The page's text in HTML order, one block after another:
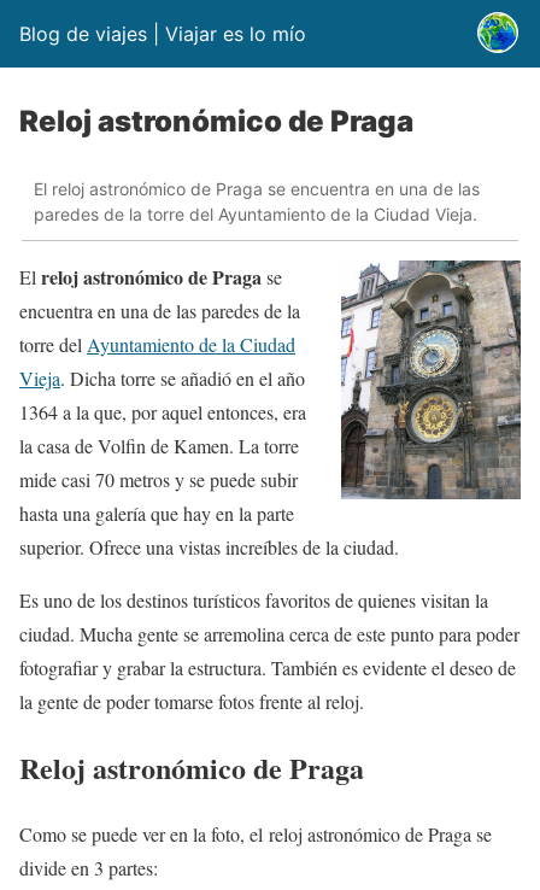
Blog de viajes | Viajar es lo mío
Reloj astronómico de Praga
El reloj astronómico de Praga se encuentra en una de las
paredes de la torre del Ayuntamiento de la Ciudad Vieja.
El reloj astronómico de Pragase
encuentra en una de las paredes de la
torre del Ayuntamiento de la Ciudad
Vieja. Dicha torre se añadió en el año
1364 a la que, por aquel entonces, era
la casa de Volfin de Kamen. La torre
mide casi 70 metros y se puede subir
hasta una galería que hay en la parte
superior. Ofrece una vistas increíbles de la ciudad.
Es uno de los destinos turísticos favoritos de quienes visitan la
ciudad. Mucha gente se arremolina cerca de este punto para poder
fotografiar y grabar la estructura. También es evidente el deseo de
la gente de poder tomarse fotos frente al reloj.
Reloj astronómico de Praga
Como se puede ver en la foto, el reloj astronómico de Praga se
divide en 3 partes: